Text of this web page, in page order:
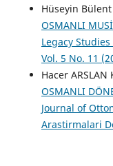
Hüseyin Bülent
OSMANLI
Legacy
Vol. 5 No. 11
Hacer ARSLAN
OSMANLI
Journal of
Arastirmalari